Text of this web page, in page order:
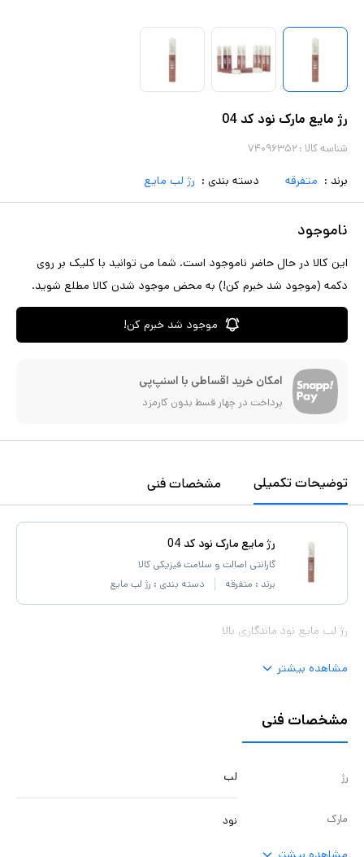
رژ مایع مارک نود کد 04
شناسه کالا : ۷۴۰۹۶۳۵۲
برند : متفرقه دسته بندی : رژ لب مایع
ناموجود
این کالا در حال حاضر ناموجود است. شما می توانید با کلیک بر روی
دکمه (موجود شد خبرم کن!) به محض موجود شدن کالا مطلع شوید.
موجود شد خبرم کن!
امکان خرید اقساطی با اسنپ‌پی
پرداخت در چهار قسط بدون کارمزد
توضیحات تکمیلی مشخصات فنی
رژ مایع مارک نود کد 04
گارانتی اصالت و سلامت فیزیکی کالا
برند : متفرقه دسته بندی : رژ لب مایع
رژ لب مایع نود ماندگاری بالا
مشاهده بیشتر
مشخصات فنی
رژ لب
مارک نود